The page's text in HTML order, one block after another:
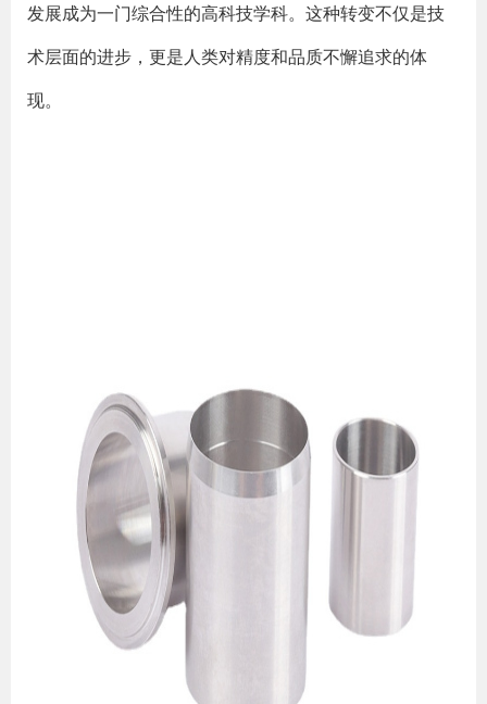
发展成为一门综合性的高科技学科。这种转变不仅是技
术层面的进步，更是人类对精度和品质不懈追求的体
现。